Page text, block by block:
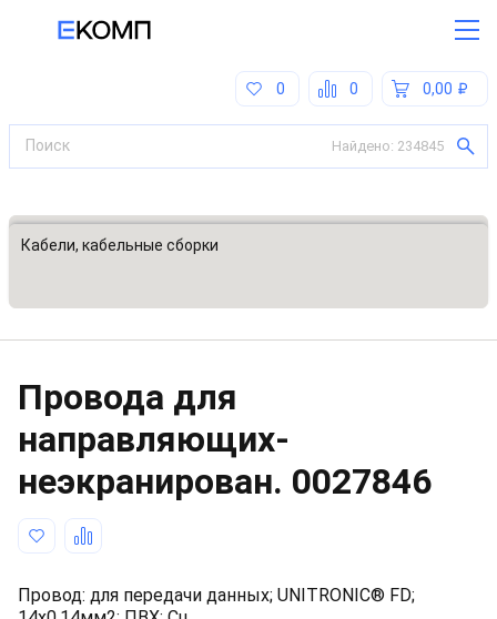
0,00
0
0
Найдено: 234845
Все категории
Кабели, кабельные сборки
Провода для
направляющих-
неэкранирован. 0027846
Провод: для передачи данных; UNITRONIC® FD;